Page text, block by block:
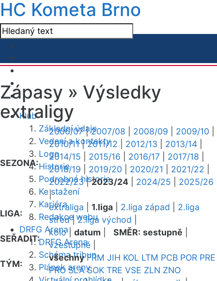
HC Kometa Brno
Klub
Základní údaje
Vedení a kontakty
Logo
Historie
Podrobná historie
Ke stažení
Kariéra
Redakce webu
DRFG Arena
DRFG Arena
Schéma tribun
Plánek areny
Zápasy » Výsledky
extraligy
SEZONA:
2006/07|2007/08 2008/09 2009/10
2010/11|2011/12 2012/13 2013/14
2014/15
2015/16 2016/17 2017/18
2018/19
2019/20 2020/21 2021/22
2022/23|2023/24 2024/25
2025/26
|
LIGA:
extraliga 1.liga 2.liga západ
2.liga
střed|2.liga východ
SEŘADIT:
kolo| datum SMĚR: sestupně
vzestupně
TÝM:
všechny FRM JIH KOL LTM PCB POR PRE
PRO SLA SOK TRE VSE ZLN ZNO